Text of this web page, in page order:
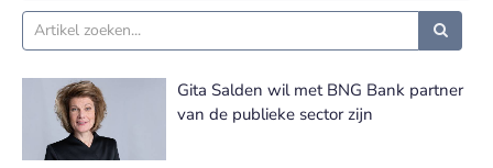
Gita Salden wil met BNG Bank partner
van de publieke sector zijn